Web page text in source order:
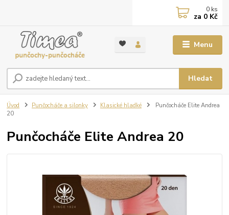
Menu
Hledat
0 ks
za 0 Kč
Úvod Punčocháče a silonky Klasické hladké
Punčocháče Elite Andrea
20
Punčocháče Elite Andrea 20